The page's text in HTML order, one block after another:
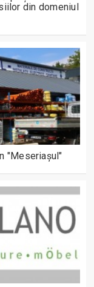
din domeniul
"Meseriașul"